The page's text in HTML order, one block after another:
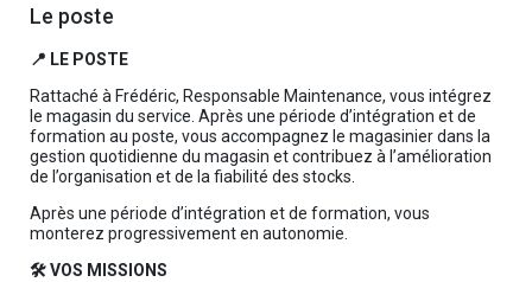
Le poste
📍 LE POSTE
Rattaché à Frédéric, Responsable Maintenance, vous intégrez
le magasin du service. Après une période d’intégration et de
formation au poste, vous accompagnez le magasinier dans la
gestion quotidienne du magasin et contribuez à l’amélioration
de l’organisation et de la fiabilité des stocks.
Après une période d’intégration et de formation, vous
monterez progressivement en autonomie.
🛠️ VOS MISSIONS